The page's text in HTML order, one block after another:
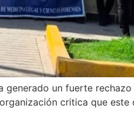
generado un fuerte
critica que este